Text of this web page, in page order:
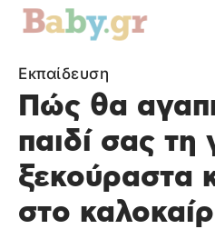
Εκπαίδευση
Πώς θα
παιδί σας τη
ξεκούραστα
στο